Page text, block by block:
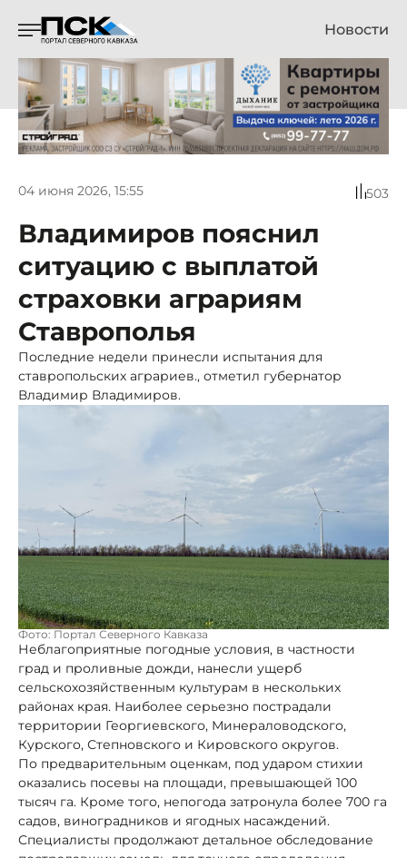
Новости
04 июня 2026, 15:55 503
Владимиров пояснил
ситуацию с выплатой
страховки аграриям
Ставрополья
Последние недели принесли испытания для
ставропольских аграриев., отметил губернатор
Владимир Владимиров.
Фото: Портал Северного Кавказа
Неблагоприятные погодные условия, в частности
град и проливные дожди, нанесли ущерб
сельскохозяйственным культурам в нескольких
районах края. Наиболее серьезно пострадали
территории Георгиевского, Минераловодского,
Курского, Степновского и Кировского округов.
По предварительным оценкам, под ударом стихии
оказались посевы на площади, превышающей 100
тысяч га. Кроме того, непогода затронула более 700 га
садов, виноградников и ягодных насаждений.
Специалисты продолжают детальное обследование